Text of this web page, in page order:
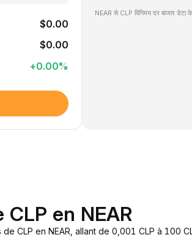
$0.00
$0.00
+0.00%
NEAR से CLP विनिमय दर बाजार डेटा
en NEAR
CLP en NEAR, allant de 0,001 CLP à 100